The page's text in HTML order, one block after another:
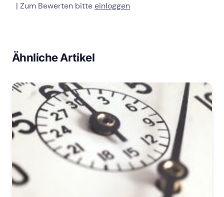
| Zum Bewerten bitteeinloggen
Ähnliche Artikel